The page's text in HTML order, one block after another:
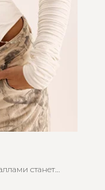
станет